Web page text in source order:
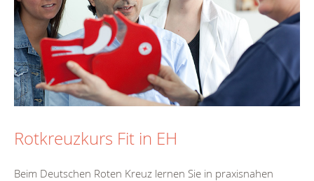
Rotkreuzkurs Fit in EH
Beim Deutschen Roten Kreuz lernen Sie in praxisnahen